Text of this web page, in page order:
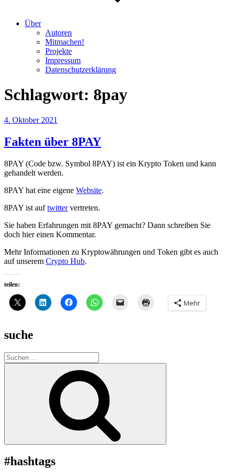
Über
Autoren
Mitmachen!
Projekte
Impressum
Datenschutzerklärung
Schlagwort: 8pay
Veröffentlicht
4. Oktober 2021
Fakten über 8PAY
8PAY (Code bzw. Symbol 8PAY) ist ein Krypto Token und kann
gehandelt werden.
8PAY hat eine eigene Website.
8PAY ist auftwittervertreten.
Sie haben Erfahrungen mit 8PAY gemacht? Dann schreiben Sie
doch hier einen Kommentar.
Mehr Informationen zu Kryptowährungen und Token gibt es auch
auf unserem Crypto Hub.
teilen:
Mehr
suche
Suche
nach:
#hashtags